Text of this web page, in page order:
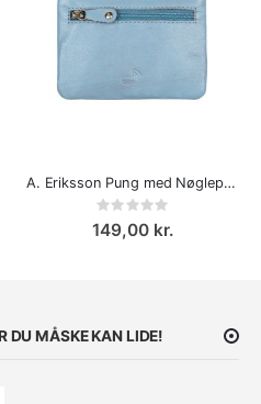
A. Eriksson Pung med Nøglepung Högsar
Rating:
149,00 kr.
DU MÅSKE KAN LIDE!